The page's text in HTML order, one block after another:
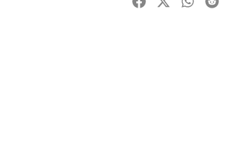
Facebook
TwitterWhatsapp
Reddit